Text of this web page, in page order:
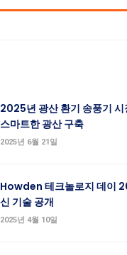
2025년 광산 환기 송풍기 시
스마트한 광산 구축
2025년 6월 21일
Howden 테크놀로지 데이
신 기술 공개
2025년 4월 10일